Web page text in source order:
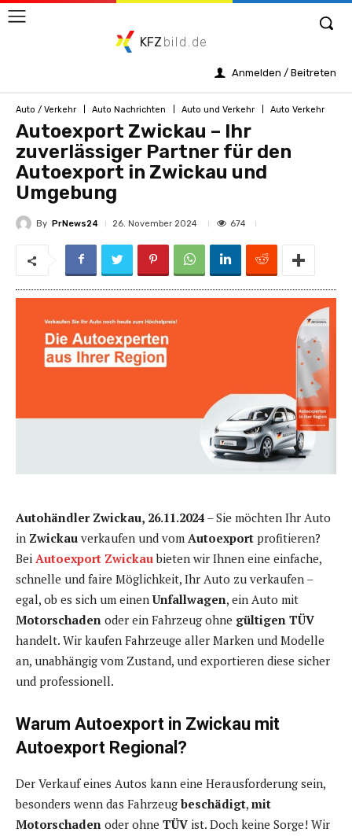
KFZ bild.de
Anmelden / Beitreten
Auto / Verkehr Auto Nachrichten Auto und Verkehr Auto Verkehr
Autoexport Zwickau – Ihr
zuverlässiger Partner für den
Autoexport in Zwickau und
Umgebung
By PrNews24 26. November 2024 674
Autohändler Zwickau, 26.11.2024 – Sie möchten Ihr Auto
in Zwickau verkaufen und vom Autoexport profitieren?
Bei Autoexport Zwickaubieten wir Ihnen eine einfache,
schnelle und faire Möglichkeit, Ihr Auto zu verkaufen –
egal, ob es sich um einenUnfallwagen, ein Auto mit
Motorschaden oder ein Fahrzeug ohne gültigen TÜV
handelt. Wir kaufen Fahrzeuge aller Marken und Modelle
an, unabhängig vom Zustand, und exportieren diese sicher
und professionell.
Warum Autoexport in Zwickau mit
Autoexport Regional?
Der Verkauf eines Autos kann eine Herausforderung sein,
besonders wenn das Fahrzeug beschädigt, mit
Motorschaden oder ohne TÜV ist. Doch keine Sorge! Wir